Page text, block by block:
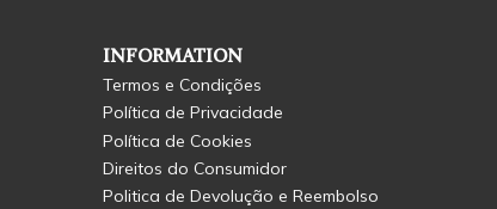
INFORMATION
Termos e Condições
Política de Privacidade
Política de Cookies
Direitos do Consumidor
Politica de Devolução e Reembolso